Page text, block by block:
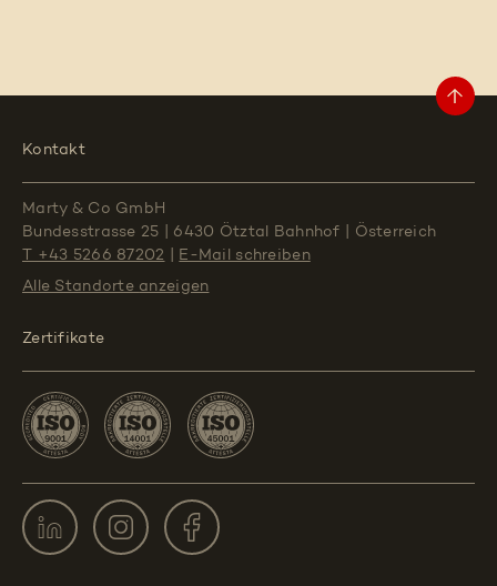
Kontakt
Marty & Co GmbH
Bundesstrasse 25
6430 Ötztal Bahnhof
Österreich
T +43 5266 87202
E-Mail schreiben
Alle Standorte anzeigen
Zertifikate